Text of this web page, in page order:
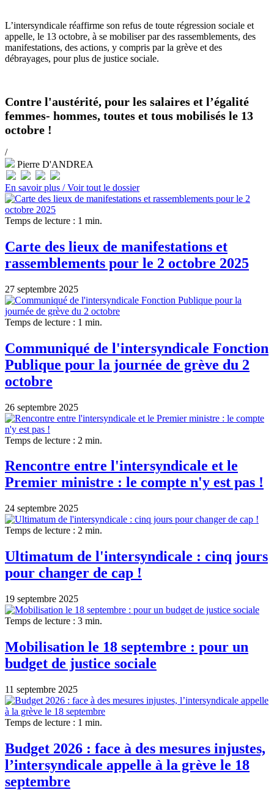
L’intersyndicale réaffirme son refus de toute régression sociale et
appelle, le 13 octobre, à se mobiliser par des rassemblements, des
manifestations, des actions, y compris par la grève et des
débrayages, pour plus de justice sociale.
Contre l'austérité, pour les salaires et l’égalité
femmes- hommes, toutes et tous mobilisés le 13
octobre !
/
Pierre D'ANDREA
En savoir plus /Voir tout le dossier
Temps de lecture : 1 min.
Carte des lieux de manifestations et
rassemblements pour le 2 octobre 2025
27 septembre 2025
Temps de lecture : 1 min.
Communiqué de l'intersyndicale Fonction
Publique pour la journée de grève du 2
octobre
26 septembre 2025
Temps de lecture : 2 min.
Rencontre entre l'intersyndicale et le
Premier ministre : le compte n'y est pas !
24 septembre 2025
Temps de lecture : 2 min.
Ultimatum de l'intersyndicale : cinq jours
pour changer de cap !
19 septembre 2025
Temps de lecture : 3 min.
Mobilisation le 18 septembre : pour un
budget de justice sociale
11 septembre 2025
Temps de lecture : 1 min.
Budget 2026 : face à des mesures injustes,
l’intersyndicale appelle à la grève le 18
septembre